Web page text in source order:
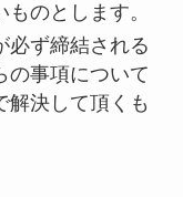
のとします。
必ず締結される
の事項について
解決して頂くも